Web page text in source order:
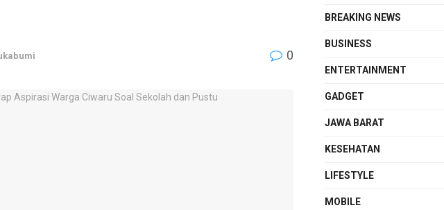
0
BREAKING NEWS
BUSINESS
ENTERTAINMENT
GADGET
JAWA BARAT
KESEHATAN
LIFESTYLE
MOBILE